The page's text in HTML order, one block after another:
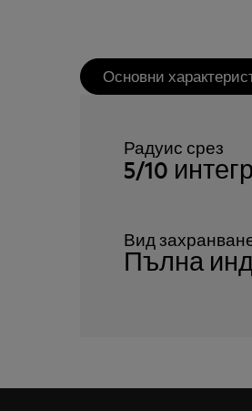
Основни
Радуис срез
5/10
Вид
Пълна